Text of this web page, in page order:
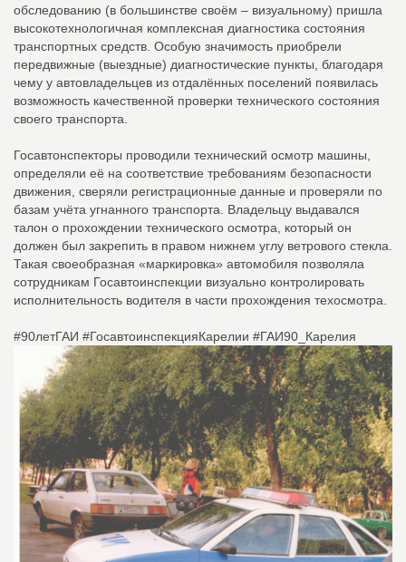
обследованию (в большинстве своём – визуальному) пришла
высокотехнологичная комплексная диагностика состояния
транспортных средств. Особую значимость приобрели
передвижные (выездные) диагностические пункты, благодаря
чему у автовладельцев из отдалённых поселений появилась
возможность качественной проверки технического состояния
своего транспорта.
Госавтонспекторы проводили технический осмотр машины,
определяли её на соответствие требованиям безопасности
движения, сверяли регистрационные данные и проверяли по
базам учёта угнанного транспорта. Владельцу выдавался
талон о прохождении технического осмотра, который он
должен был закрепить в правом нижнем углу ветрового стекла.
Такая своеобразная «маркировка» автомобиля позволяла
сотрудникам Госавтоинспекции визуально контролировать
исполнительность водителя в части прохождения техосмотра.
#90летГАИ #ГосавтоинспекцияКарелии #ГАИ90_Карелия